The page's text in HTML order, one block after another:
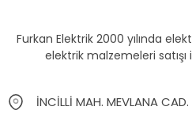
Furkan Elektrik 2000 yılında
elektrik malzemeleri
İNCİLLİ MAH. MEVLANA